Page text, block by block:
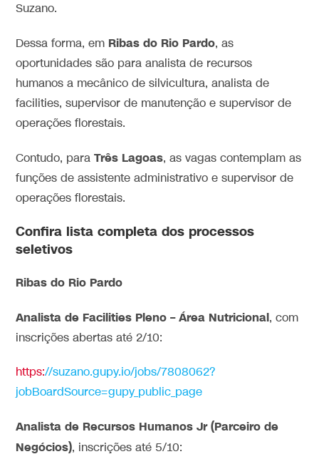
Suzano.
Dessa forma, em Ribas do Rio Pardo, as
oportunidades são para analista de recursos
humanos a mecânico de silvicultura, analista de
facilities, supervisor de manutenção e supervisor de
operações florestais.
Contudo, paraTrês Lagoas, as vagas contemplam as
funções de assistente administrativo e supervisor de
operações florestais.
Confira lista completa dos processos
seletivos
Ribas do Rio Pardo
Analista de Facilities Pleno – Área Nutricional, com
inscrições abertas até 2/10:
https://suzano.gupy.io/jobs/7808062?
jobBoardSource=gupy_public_page
Analista de Recursos Humanos Jr (Parceiro de
Negócios), inscrições até 5/10: